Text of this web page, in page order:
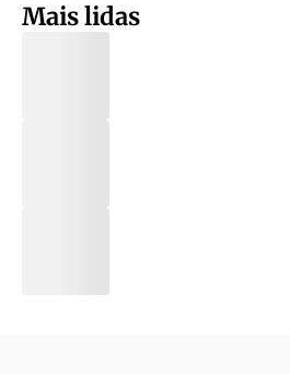
Mais lidas